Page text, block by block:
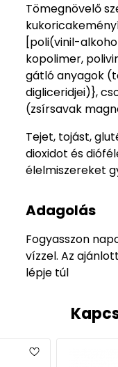
Tömegnövelő
[poli(vinil-
kopolimer,
gátló anyagok
digliceridjei)},
(zsírsavak
Tejet, tojást,
dioxidot és
élelmiszereket
Adagolás
Fogyasszon
vízzel. Az
lépje túl